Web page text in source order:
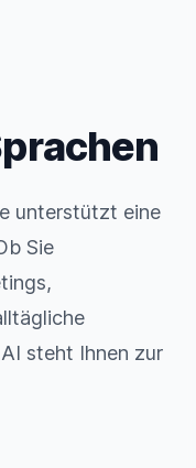
unterstützt eine
Sie
steht Ihnen zur